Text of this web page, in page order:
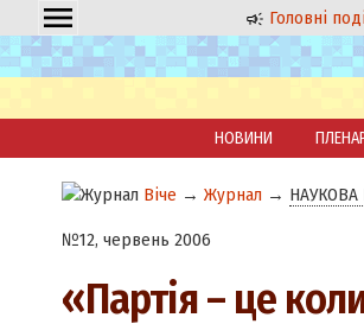
Головні
НОВИНИ
Віче → Журнал → НАУКОВА
№12, червень 2006
«Партія – це